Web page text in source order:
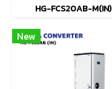
HG-FCS20AB-M(IN)
New